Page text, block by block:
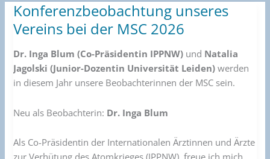
Konferenzbeobachtung unseres
Vereins bei der MSC 2026
Dr. Inga Blum (Co-Präsidentin IPPNW) und Natalia
Jagolski (Junior-Dozentin Universität Leiden) werden
in diesem Jahr unsere Beobachterinnen der MSC sein.
Neu als Beobachterin: Dr. Inga Blum
Als Co-Präsidentin der Internationalen Ärztinnen und Ärzte
Konferenzbeobachtung
unseres
Vereins
bei
der
MSC